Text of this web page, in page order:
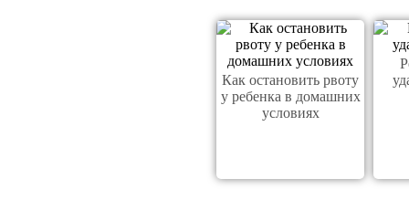
Как остановить рвоту
у ребенка в домашних
условиях